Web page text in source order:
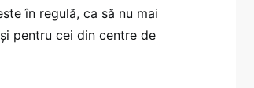
în regulă, ca să nu mai
pentru cei din centre de